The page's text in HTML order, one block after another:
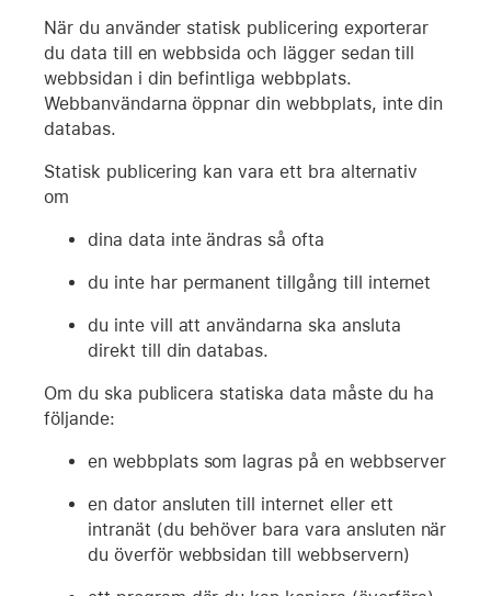
När du använder statisk publicering exporterar
du data till en webbsida och lägger sedan till
webbsidan i din befintliga webbplats.
Webbanvändarna öppnar din webbplats, inte din
databas.
Statisk publicering kan vara ett bra alternativ
om
dina data inte ändras så ofta
du inte har permanent tillgång till internet
du inte vill att användarna ska ansluta
direkt till din databas.
Om du ska publicera statiska data måste du ha
följande:
en webbplats som lagras på en webbserver
en dator ansluten till internet eller ett
intranät (du behöver bara vara ansluten när
du överför webbsidan till webbservern)